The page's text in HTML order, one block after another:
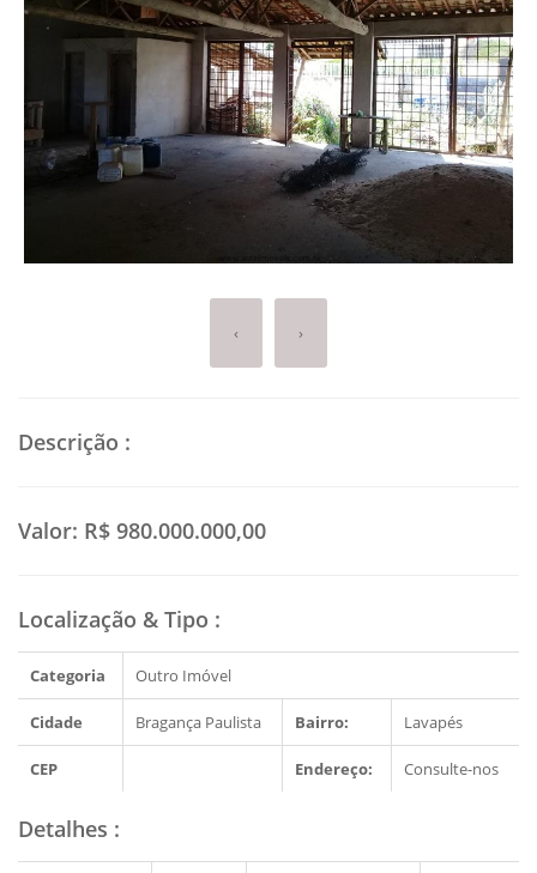
‹ ›
Descrição :
Valor: R$ 980.000.000,00
Localização & Tipo :
Categoria Outro Imóvel
Cidade Bragança Paulista Bairro: Lavapés
CEP Endereço: Consulte-nos
Detalhes :